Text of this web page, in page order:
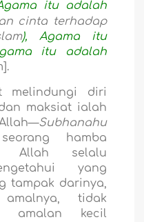
itu adalah
cinta terhadap
), Agama itu
itu adalah
melindungi diri
maksiat ialah
Subhanahu
hamba
Allah selalu
yang
tampak darinya,
tidak
amalan kecil